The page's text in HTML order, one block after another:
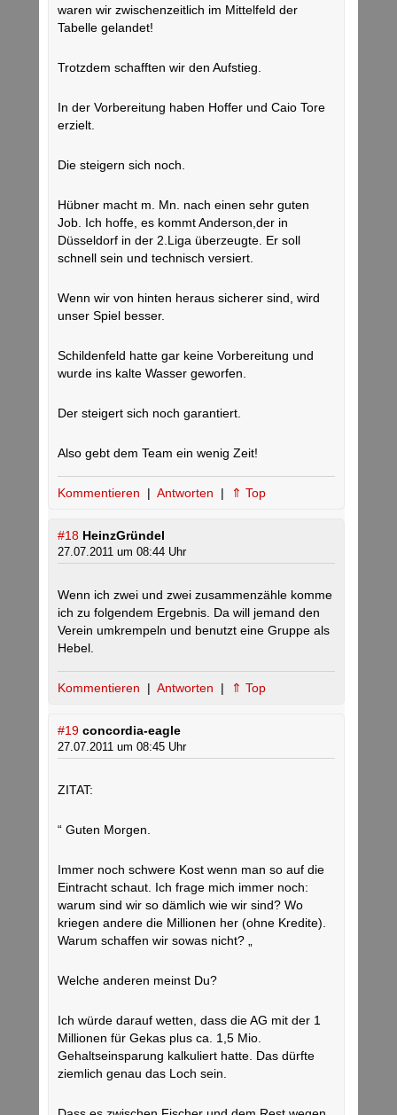
waren wir zwischenzeitlich im Mittelfeld der
Tabelle gelandet!
Trotzdem schafften wir den Aufstieg.
In der Vorbereitung haben Hoffer und Caio Tore
erzielt.
Die steigern sich noch.
Hübner macht m. Mn. nach einen sehr guten
Job. Ich hoffe, es kommt Anderson,der in
Düsseldorf in der 2.Liga überzeugte. Er soll
schnell sein und technisch versiert.
Wenn wir von hinten heraus sicherer sind, wird
unser Spiel besser.
Schildenfeld hatte gar keine Vorbereitung und
wurde ins kalte Wasser geworfen.
Der steigert sich noch garantiert.
Also gebt dem Team ein wenig Zeit!
Kommentieren | Antworten | ⇑ Top
#18 HeinzGründel
27.07.2011 um 08:44 Uhr
Wenn ich zwei und zwei zusammenzähle komme
ich zu folgendem Ergebnis. Da will jemand den
Verein umkrempeln und benutzt eine Gruppe als
Hebel.
Kommentieren | Antworten | ⇑ Top
#19 concordia-eagle
27.07.2011 um 08:45 Uhr
ZITAT:
“ Guten Morgen.
Immer noch schwere Kost wenn man so auf die
Eintracht schaut. Ich frage mich immer noch:
warum sind wir so dämlich wie wir sind? Wo
kriegen andere die Millionen her (ohne Kredite).
Warum schaffen wir sowas nicht? „
Welche anderen meinst Du?
Ich würde darauf wetten, dass die AG mit der 1
Millionen für Gekas plus ca. 1,5 Mio.
Gehaltseinsparung kalkuliert hatte. Das dürfte
ziemlich genau das Loch sein.